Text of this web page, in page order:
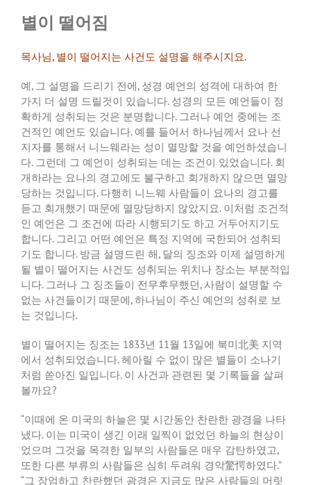
별이 떨어짐
목사님, 별이 떨어지는 사건도 설명을 해주시지요.
예, 그 설명을 드리기 전에, 성경 예언의 성격에 대하여 한
가지 더 설명 드릴것이 있습니다. 성경의 모든 예언들이 정
확하게 성취되는 것은 분명합니다. 그러나 예언 중에는 조
건적인 예언도 있습니다. 예를 들어서 하나님께서 요나 선
지자를 통해서 니느웨라는 성이 멸망할 것을 예언하셨습니
다. 그런데 그 예언이 성취되는 데는 조건이 있었습니다. 회
개하라는 요나의 경고에도 불구하고 회개하지 않으면 멸망
당하는 것입니다. 다행히 니느웨 사람들이 요나의 경고를
듣고 회개했기 때문에 멸망당하지 않았지요. 이처럼 조건적
인 예언은 그 조건에 따라 시행되기도 하고 거두어지기도
합니다. 그리고 어떤 예언은 특정 지역에 국한되어 성취되
기도 합니다. 방금 설명드린 해, 달의 징조와 이제 설명하게
될 별이 떨어지는 사건도 성취되는 위치나 장소는 부분적입
니다. 그러나 그 징조들이 전무후무했던,사람이 설명할 수
없는 사건들이기 때문에,하나님이 주신 예언의 성취로 보
는 것입니다.
별이 떨어지는 징조는 1833년 11월 13일에 북미北美 지역
에서 성취되었습니다.헤아릴 수 없이 많은 별들이 소나기
처럼 쏟아진 일입니다. 이 사건과 관련된 몇 기록들을 살펴
볼까요?
“이때에 온 미국의 하늘은 몇 시간동안 찬란한 광경을 나타
냈다. 이는 미국이 생긴 이래 일찍이 없었던 하늘의 현상이
었으며 그것을 목격한 일부의 사람들은 매우 감탄하였고,
또한 다른 부류의 사람들은 심히 두려워 경악驚愕하였다.”
“그 장엄하고 찬란했던 광경은 지금도 많은 사람들의 머릿